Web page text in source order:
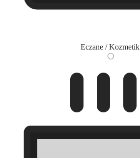
Eczane / Kozmetik